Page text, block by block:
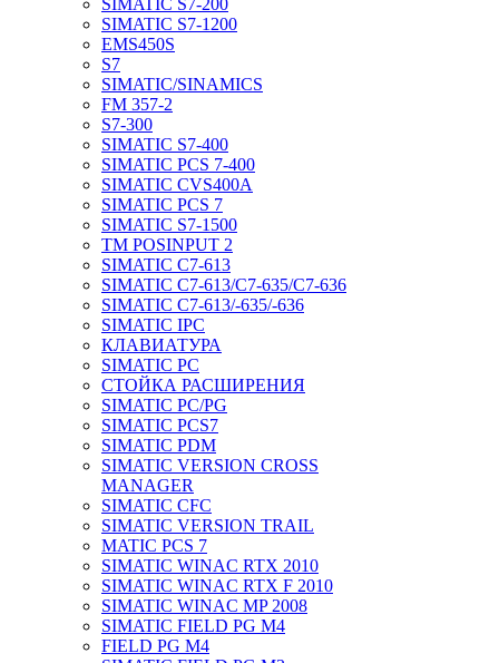
SIMATIC S7-200
SIMATIC S7-1200
EMS450S
S7
SIMATIC/SINAMICS
FM 357-2
S7-300
SIMATIC S7-400
SIMATIC PCS 7-400
SIMATIC CVS400A
SIMATIC PCS 7
SIMATIC S7-1500
TM POSINPUT 2
SIMATIC C7-613
SIMATIC C7-613/C7-635/C7-636
SIMATIC C7-613/-635/-636
SIMATIC IPC
КЛАВИАТУРА
SIMATIC PC
СТОЙКА РАСШИРЕНИЯ
SIMATIC PC/PG
SIMATIC PCS7
SIMATIC PDM
SIMATIC VERSION CROSS
MANAGER
SIMATIC CFC
SIMATIC VERSION TRAIL
MATIC PCS 7
SIMATIC WINAC RTX 2010
SIMATIC WINAC RTX F 2010
SIMATIC WINAC MP 2008
SIMATIC FIELD PG M4
FIELD PG M4